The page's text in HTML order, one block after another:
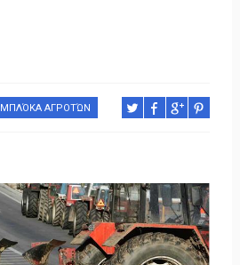
ΜΠΛΌΚΑ ΑΓΡΟΤΏΝ